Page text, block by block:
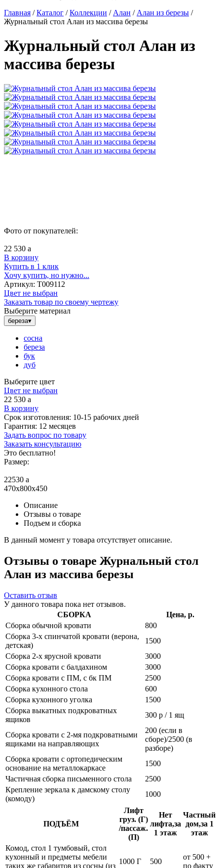
Главная / Каталог / Коллекции / Алан / Алан из березы /
Журнальный стол Алан из массива березы
Журнальный стол Алан из
массива березы
Фото от покупателей:
22 530 a
В корзину
Купить в 1 клик
Хочу купить, но нужно...
Артикул: Т009112
Цвет не выбран
Заказать товар по своему чертежу
Выберите материал
береза▾
сосна
береза
бук
дуб
Выберите цвет
Цвет не выбран
22 530 a
В корзину
Срок изготовления: 10-15 рабочих дней
Гарантия: 12 месяцев
Задать вопрос по товару
Заказать консультацию
Это бесплатно!
Размер:
22530 a
470x800x450
Описание
Отзывы о товаре
Подъем и сборка
В данный момент у товара отсутствует описание.
Отзывы о товаре Журнальный стол
Алан из массива березы
Оставить отзыв
У данного товара пока нет отзывов.
СБОРКА
Цена, р.
Сборка обычной кровати
800
Сборка 3-х спинчатой кровати (верона,
детская)
1500
Сборка 2-х ярусной кровати
3000
Сборка кровати с балдахином
3000
Сборка кровати с ПМ, с бк ПМ
2500
Сборка кухонного стола
600
Сборка кухонного уголка
1500
Сборка выкатных подкроватных
ящиков
300 р / 1 ящ
Сборка кровати с 2-мя подкроватными
ящиками на направляющих
200 (если в
сборе)/2500 (в
разборе)
Сборка кровати с ортопедическим
основание на металлокаркасе
1500
Частичная сборка письменного стола
2500
Крепление зеркала к дамскому столу
(комоду)
1000
ПОДЪЁМ
Лифт
груз. (Г)
/пассаж.
(П)
Нет
лифта,за
1 этаж
Частный
дом,за 1
этаж
Комод, стол 1 тумбовый, стол
кухонный и предметы мебели
таких же габаритов из сосны (из
1000 Г 500
от 500 +
по факту